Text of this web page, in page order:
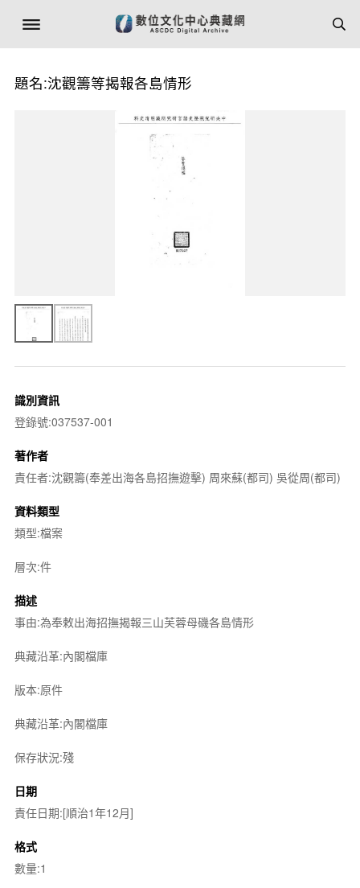
題名:沈觀籌等揭報各島情形
識別資訊
登錄號:037537-001
著作者
責任者:沈觀籌(奉差出海各島招撫遊擊) 周來蘇(都司) 吳從周(都司)
資料類型
類型:檔案
層次:件
描述
事由:為奉敕出海招撫揭報三山芙蓉母磯各島情形
典藏沿革:內閣檔庫
版本:原件
典藏沿革:內閣檔庫
保存狀況:殘
日期
責任日期:[順治1年12月]
格式
數量:1